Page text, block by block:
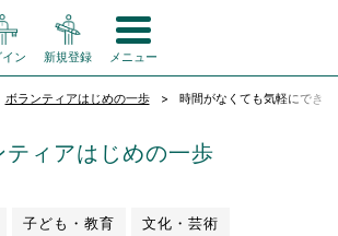
イン 新規登録 メニュー
ボランティアはじめの一歩 時間がなくても気軽にでき
ティアはじめの一歩
子ども・教育 文化・芸術